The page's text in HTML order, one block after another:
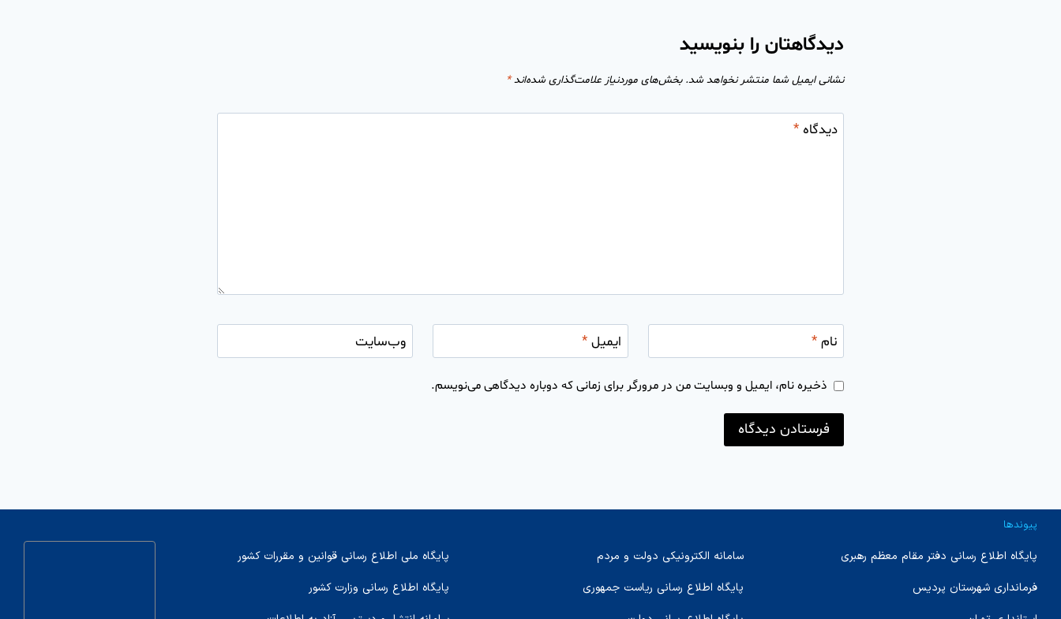
دیدگاهتان را بنویسید
نشانی ایمیل شما منتشر نخواهد شد. بخش‌های موردنیاز علامت‌گذاری شده‌اند*
دیدگاه*
نام* ایمیل * وب‌سایت
ذخیره نام، ایمیل و وبسایت من در مرورگر برای زمانی که دوباره دیدگاهی می‌نویسم.
پیوندها
پایگاه اطلاع رسانی دفتر مقام معظم رهبری
فرمانداری شهرستان پردیس
سامانه الکترونیکی دولت و مردم
پایگاه اطلاع رسانی ریاست جمهوری
پایگاه ملی اطلاع رسانی قوانین و مقررات کشور
پایگاه اطلاع رسانی وزارت کشور